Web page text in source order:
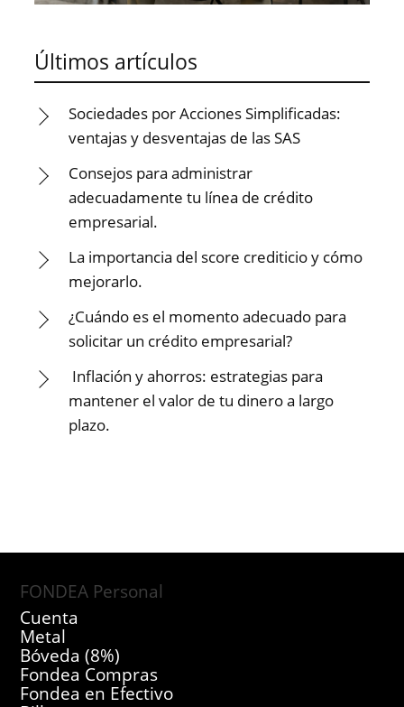
Últimos artículos
Sociedades por Acciones Simplificadas:
ventajas y desventajas de las SAS
Consejos para administrar
adecuadamente tu línea de crédito
empresarial.
La importancia del score crediticio y cómo
mejorarlo.
¿Cuándo es el momento adecuado para
solicitar un crédito empresarial?
Inflación y ahorros: estrategias para
mantener el valor de tu dinero a largo
plazo.
FONDEA Personal
Cuenta
Metal
Bóveda (8%)
Fondea Compras
Fondea en Efectivo